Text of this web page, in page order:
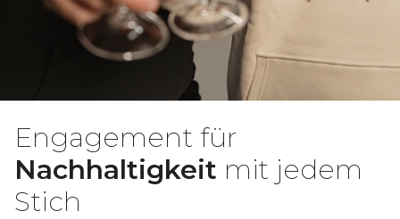
Engagement für
Nachhaltigkeit mit jedem
Stich